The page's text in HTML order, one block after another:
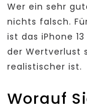
Wer ein sehr
nichts falsch.
ist das iPhone
der Wertverlust
realistischer ist.
Worauf